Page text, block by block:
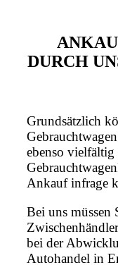
DURCH
Grundsätzlich
ebenso vielfältig
Ankauf infrage
Bei uns müssen
bei der
Autohandel in